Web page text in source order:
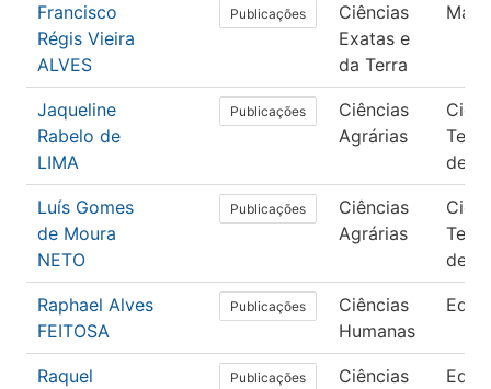
Francisco
Régis Vieira
ALVES
Publicações
Ciências
Exatas e
da Terra
Jaqueline
Rabelo de
LIMA
Publicações
Ciências
Agrárias
de
Luís Gomes
de Moura
NETO
Publicações
Ciências
Agrárias
de
Raphael Alves
FEITOSA
Publicações
Ciências
Humanas
Raquel
Publicações
Ciências